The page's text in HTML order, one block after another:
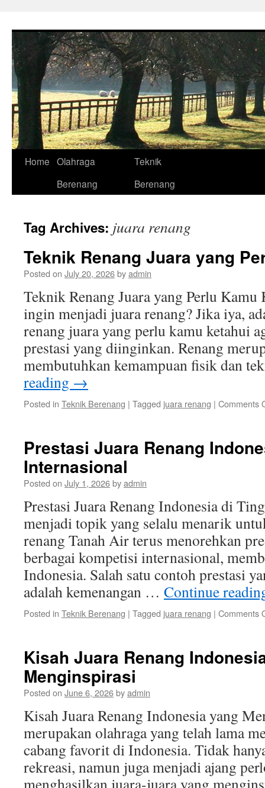
Home Olahraga
Berenang
Teknik
Berenang
Tag Archives: juara renang
Teknik Renang Juara yang
Posted on July 20, 2026byadmin
Teknik Renang Juara yang Perlu
ingin menjadi juara renang? Jika iya,
renang juara yang perlu kamu ketahui
prestasi yang diinginkan. Renang
membutuhkan kemampuan fisik dan
reading →
Posted in Teknik Berenang | Tagged juara renang | Comments
Prestasi Juara Renang
Internasional
Posted on July 1, 2026byadmin
Prestasi Juara Renang Indonesia di
menjadi topik yang selalu menarik
renang Tanah Air terus menorehkan
berbagai kompetisi internasional,
Indonesia. Salah satu contoh prestasi
adalah kemenangan … Continue
Posted in Teknik Berenang | Tagged juara renang | Comments
Kisah Juara Renang
Menginspirasi
Posted on June 6, 2026byadmin
Kisah Juara Renang Indonesia yang
merupakan olahraga yang telah lama
cabang favorit di Indonesia. Tidak
rekreasi, namun juga menjadi ajang
menghasilkan juara-juara yang